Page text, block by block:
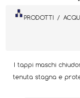
PRODOTTI /
I tappi maschi
tenuta stagna e